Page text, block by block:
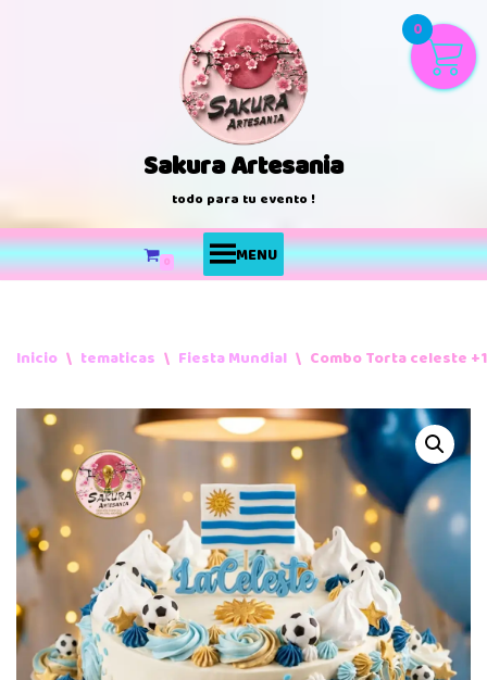
Sakura Artesania
todo para tu evento !
0 MENU
Inicio \ tematicas \ Fiesta Mundial \ Combo Torta celeste
0